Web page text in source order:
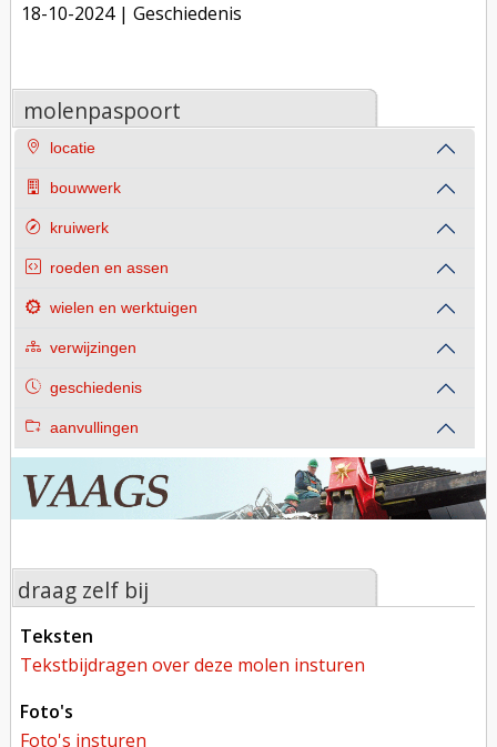
18-10-2024| Geschiedenis
molenpaspoort
locatie
bouwwerk
kruiwerk
roeden en assen
wielen en werktuigen
verwijzingen
geschiedenis
aanvullingen
draag zelf bij
teksten
tekstbijdragen over deze molen insturen
foto's
foto's insturen